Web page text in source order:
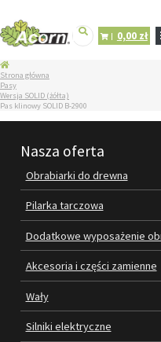
0,00 zł
STRONA
GŁÓWNA
SERWIS
MASZYN
OBRABIARKI DO DREWNA
DODATKOWE WYPOSAŻENIE
OBRABIAREK
AKCESORIA I CZĘŚCI
Strona główna
Pasy
Wersja SOLID (żółta)
Pas klinowy SOLID B-2900
Nasza oferta
Obrabiarki do drewna
Pilarka tarczowa
Dodatkowe wyposażenie
Akcesoria i części zamienne
Wały
Silniki elektryczne